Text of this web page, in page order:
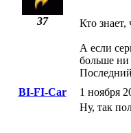
37 Кто
А если
больше ни
BI-FI-Car
1 ноября
Ну, так